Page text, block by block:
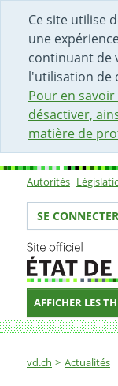
Ce site utilise
une
continuant de
l'utilisation de
Pour en
désactiver,
matière de
DÉBUT DU
ACCÈS AU
PAGE D'ACCUEIL
FORMULAIRE
Sous-
Autorités
Votre
SE CONNECTER
AFFICHER LES
Fil
vd.ch Actualités
Nouvelle